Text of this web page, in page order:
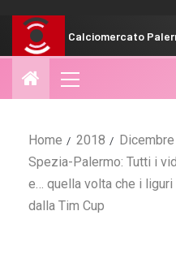
Palermo, il Verona fa
Home 2018 Dicembre
Spezia-Palermo: Tutti i
e… quella volta che i
dalla Tim Cup